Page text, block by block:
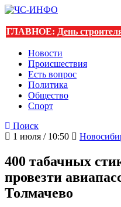
ГЛАВНОЕ: День
Новости
Происшествия
Есть вопрос
Политика
Общество
Спорт
Поиск
1 июля / 10:50
400 табачных
провезти
Толмачево